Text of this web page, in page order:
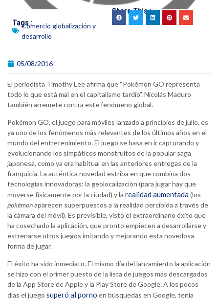
Tags :
Comercio globalización y
desarrollo
Share This :
05/08/2016
El periodista Timothy Lee afirma que “Pokémon GO representa
todo lo que está mal en el capitalismo tardío”. Nicolás Maduro
también arremete contra este fenómeno global.
Pokémon GO, el juego para móviles lanzado a principios de julio, es
ya uno de los fenómenos más relevantes de los últimos años en el
mundo del entretenimiento. El juego se basa en ir capturando y
evolucionando los simpáticos monstruitos de la popular saga
japonesa, como ya era habitual en las anteriores entregas de la
franquicia. La auténtica novedad estriba en que combina dos
tecnologías innovadoras: la geolocalización (para jugar hay que
moverse físicamente por la ciudad) y la realidad aumentada (los
pokémonaparecen superpuestos a la realidad percibida a través de
la cámara del móvil). Es previsible, visto el extraordinario éxito que
ha cosechado la aplicación, que pronto empiecen a desarrollarse y
estrenarse otros juegos imitando y mejorando esta novedosa
forma de jugar.
El éxito ha sido inmediato. El mismo día del lanzamiento la aplicación
se hizo con el primer puesto de la lista de juegos más descargados
de la App Store de Apple y la Play Store de Google. A los pocos
días el juego superó al porno en búsquedas en Google, tenía